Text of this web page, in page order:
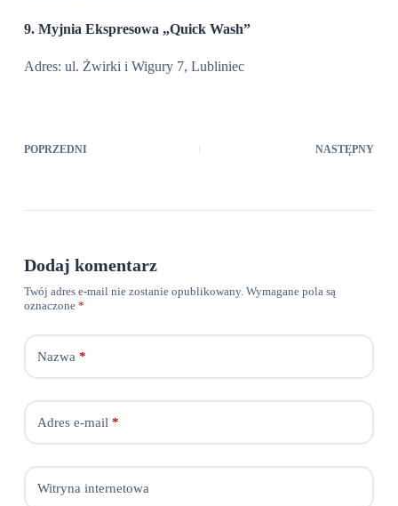
9. Myjnia Ekspresowa „Quick Wash”
Adres: ul. Żwirki i Wigury 7, Lubliniec
POPRZEDNI NASTĘPNY
Dodaj komentarz
Twój adres e-mail nie zostanie opublikowany. Wymagane pola są
oznaczone *
Nazwa *
Adres e-mail *
Witryna internetowa